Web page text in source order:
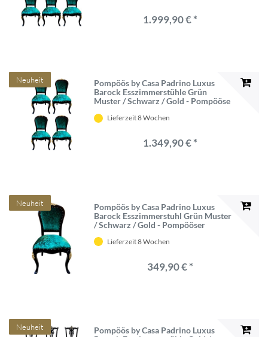
1.999,90 € *
Neuheit
Pompöös by Casa Padrino Luxus
Barock Esszimmerstühle Grün
Muster / Schwarz / Gold - Pompööse
Glööckler - 4 Esszimmerstühle -
Lieferzeit 8 Wochen
1.349,90 € *
Neuheit
Pompöös by Casa Padrino Luxus
Barock Esszimmerstuhl Grün Muster
/ Schwarz / Gold - Pompööser
Glööckler - Barock Esszimmer Möbel
Lieferzeit 8 Wochen
349,90 € *
Neuheit
Pompöös by Casa Padrino Luxus